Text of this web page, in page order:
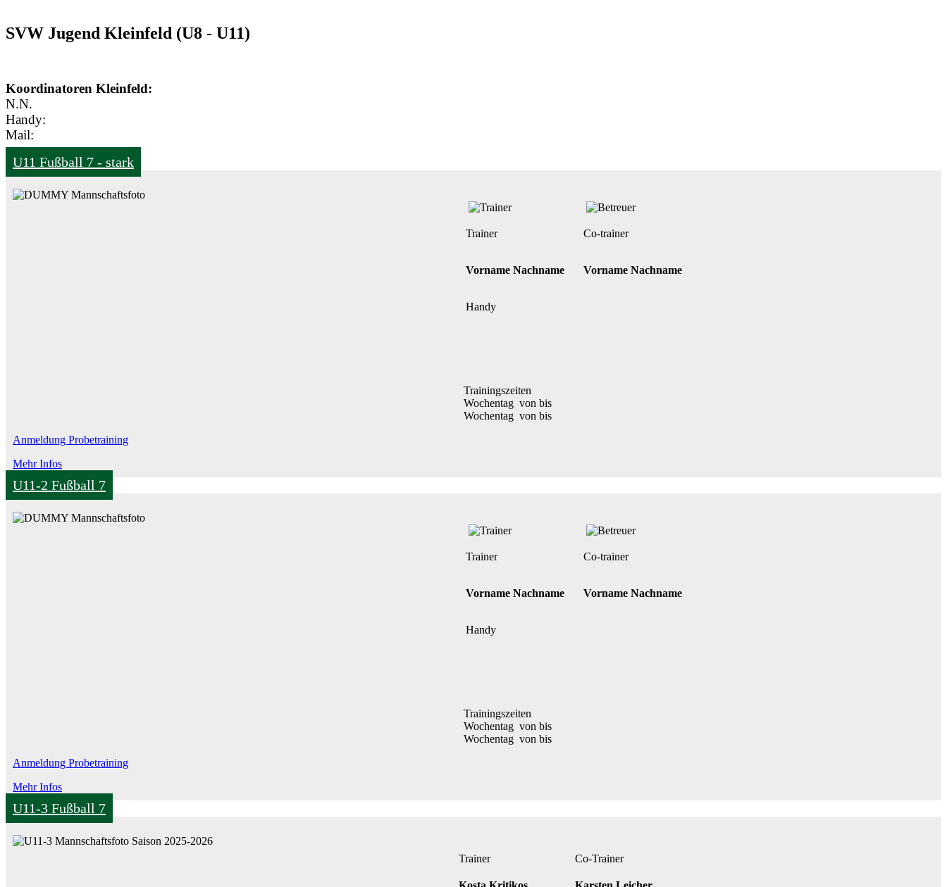
SVW Jugend Kleinfeld (U8 - U11)
Koordinatoren Kleinfeld:
N.N.
Handy:
Mail:
U11 Fußball 7 - stark
Trainer Co-trainer
Vorname Nachname Vorname Nachname
Handy
Trainingszeiten
Wochentag von bis
Wochentag von bis
Anmeldung Probetraining
Mehr Infos
U11-2 Fußball 7
Trainer Co-trainer
Vorname Nachname Vorname Nachname
Handy
Trainingszeiten
Wochentag von bis
Wochentag von bis
Anmeldung Probetraining
Mehr Infos
U11-3 Fußball 7
Trainer Co-Trainer